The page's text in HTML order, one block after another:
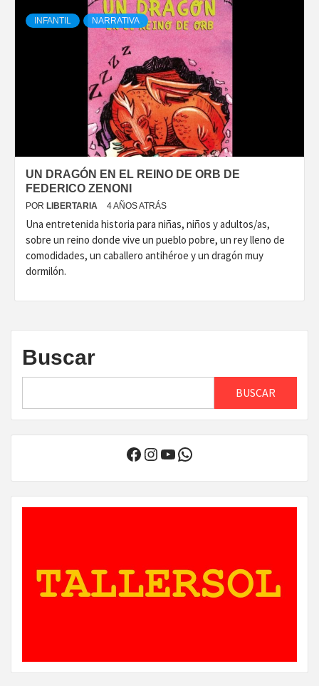
INFANTIL NARRATIVA
UN DRAGÓN EN EL REINO DE ORB DE
FEDERICO ZENONI
POR LIBERTARIA 4 AÑOS ATRÁS
Una entretenida historia para niñas, niños y adultos/as,
sobre un reino donde vive un pueblo pobre, un rey lleno de
comodidades, un caballero antihéroe y un dragón muy
dormilón.
Buscar
BUSCAR
Facebook
Instagram
YouTube
WhatsApp